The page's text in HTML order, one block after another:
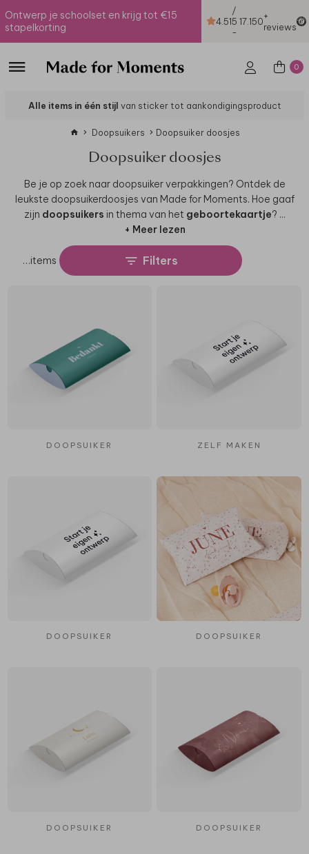
Ontwerp je schoolset en krijg tot €15
stapelkorting
4.51
/
5
-
17.150+
reviews
0
Alle items in één stijl van sticker tot aankondigingsproduct
Doopsuikers Doopsuiker doosjes
Doopsuiker doosjes
Be je op zoek naar doopsuiker verpakkingen? Ontdek de
leukste doopsuikerdoosjes van Made for Moments. Hoe gaaf
zijn doopsuikers in thema van het geboortekaartje? ...
+ Meer lezen
…items Filters
DOOPSUIKER ZELF MAKEN
DOOPSUIKER DOOPSUIKER
DOOPSUIKER DOOPSUIKER